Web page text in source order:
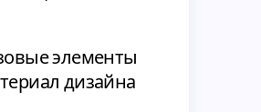
элементы
дизайна